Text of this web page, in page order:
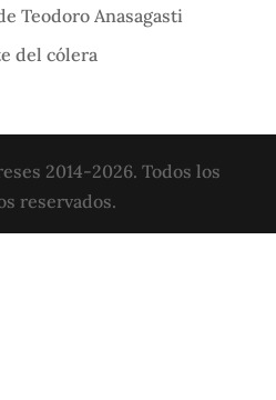
Teodoro Anasagasti
del cólera
2014-2026. Todos los
reservados.